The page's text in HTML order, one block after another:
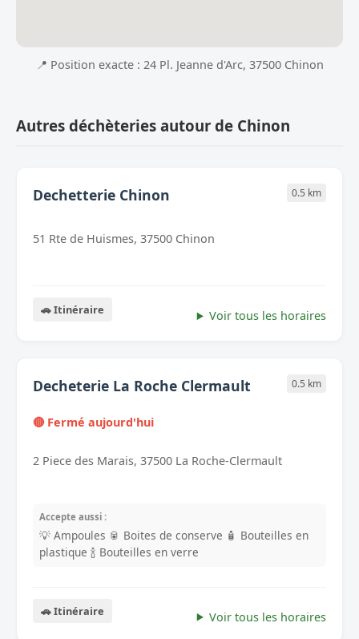
📍 Position exacte : 24 Pl. Jeanne d'Arc, 37500 Chinon
Autres déchèteries autour de Chinon
Dechetterie Chinon 0.5 km
51 Rte de Huismes, 37500 Chinon
🚗 Itinéraire Voir tous les horaires
Decheterie La Roche Clermault 0.5 km
🔴 Fermé aujourd'hui
2 Piece des Marais, 37500 La Roche-Clermault
Accepte aussi :
💡 Ampoules 🥫 Boites de conserve 🧴 Bouteilles en
plastique 🍾 Bouteilles en verre
🚗 Itinéraire Voir tous les horaires